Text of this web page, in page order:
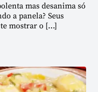
mas desanima só
a panela? Seus
mostrar o […]